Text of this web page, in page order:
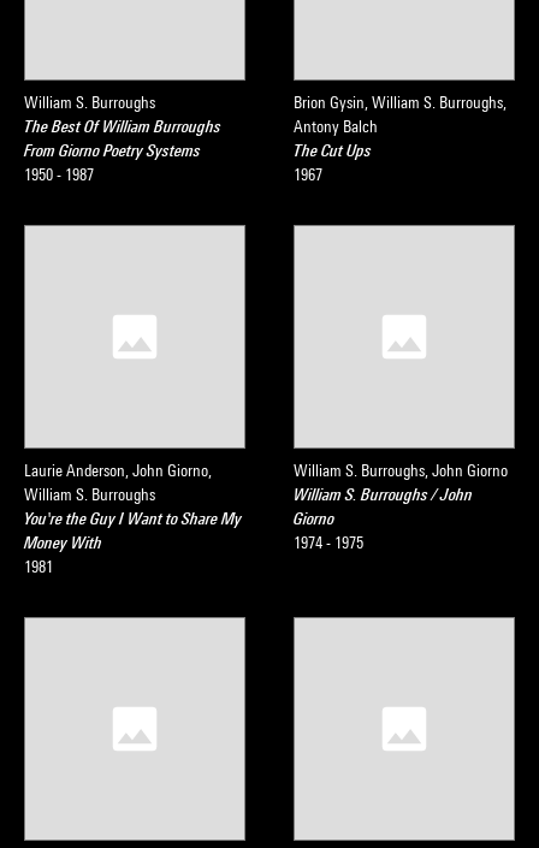
William S. Burroughs
The Best Of William Burroughs
From Giorno Poetry Systems
1950 - 1987
Brion Gysin, William S. Burroughs,
Antony Balch
The Cut Ups
1967
Laurie Anderson, John Giorno,
William S. Burroughs
You're the Guy I Want to Share My
Money With
1981
William S. Burroughs, John Giorno
William S. Burroughs / John
Giorno
1974 - 1975